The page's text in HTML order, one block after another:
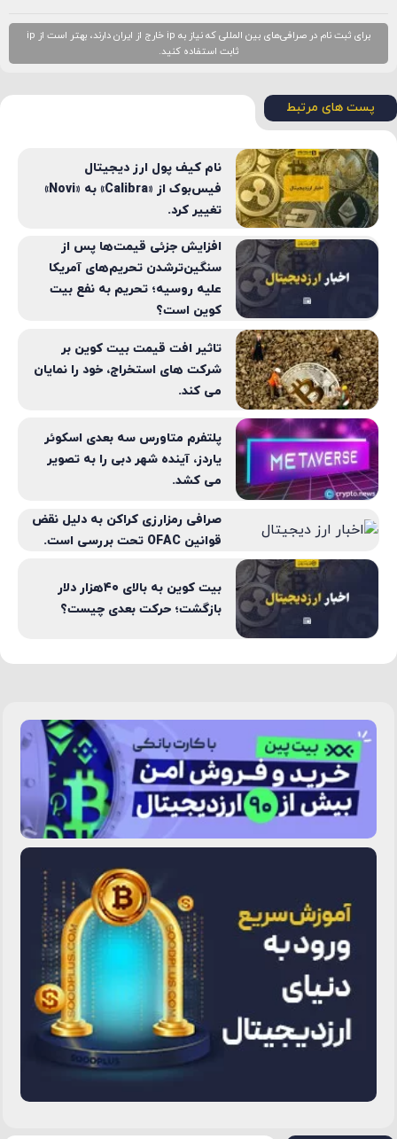
برای ثبت نام در صرافی‌های بین المللی که نیاز به ip خارج از ایران دارند، بهتر است از ip
ثابت استفاده کنید.
پست های مرتبط
نام کیف پول ارز دیجیتال
فیس‌بوک از «Calibra» به «Novi»
تغییر کرد.
افزایش جزئی قیمت‌ها پس از
سنگین‌ترشدن تحریم‌های آمریکا
علیه روسیه؛ تحریم به نفع بیت
کوین است؟
تاثیر افت قیمت بیت کوین بر
شرکت های استخراج، خود را نمایان
می کند.
پلتفرم متاورس سه بعدی اسکوئر
یاردز، آینده شهر دبی را به تصویر
می کشد.
صرافی رمزارزی کراکن به دلیل نقض
قوانین OFAC تحت بررسی است.
بیت کوین به بالای ۴۰هزار دلار
بازگشت؛ حرکت بعدی چیست؟